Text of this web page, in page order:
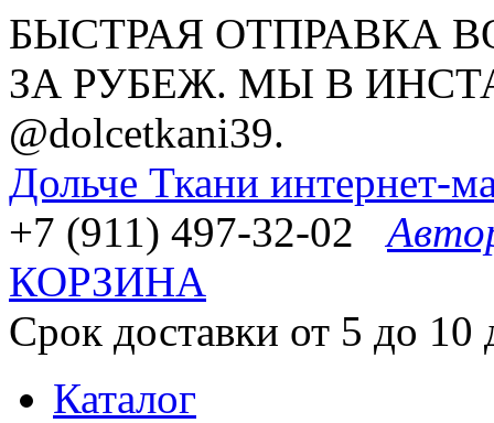
БЫСТРАЯ ОТПРАВКА
ЗА РУБЕЖ. МЫ В
@dolcetkani39.
Дольче Ткани интернет-
+7 (911) 497-32-02
КОРЗИНА
Срок доставки от 5 до 10
Каталог